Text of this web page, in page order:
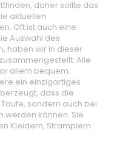
daher sollte das
aktuellen
Oft ist auch eine
Auswahl des
haben wir in dieser
Alle
allem bequem.
ein einzigartiges
dass die
sondern auch bei
werden können. Sie
Kleidern, Stramplern